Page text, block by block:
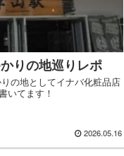
りの地巡りレポ
の地としてイナバ化粧品店
いてます！
2026.05.16